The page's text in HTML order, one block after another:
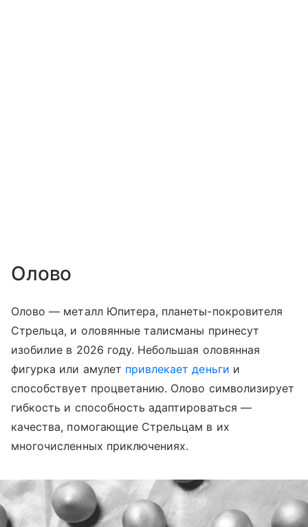
Олово
Олово — металл Юпитера, планеты-покровителя
Стрельца, и оловянные талисманы принесут
изобилие в 2026 году. Небольшая оловянная
фигурка или амулет привлекает деньги и
способствует процветанию. Олово символизирует
гибкость и способность адаптироваться —
качества, помогающие Стрельцам в их
многочисленных приключениях.